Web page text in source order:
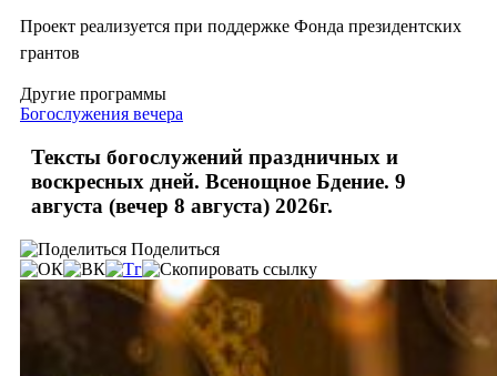
Проект реализуется при поддержке Фонда президентских
грантов
Другие программы
Богослужения вечера
Тексты богослужений праздничных и
воскресных дней. Всенощное Бдение. 9
августа (вечер 8 августа) 2026г.
Поделиться